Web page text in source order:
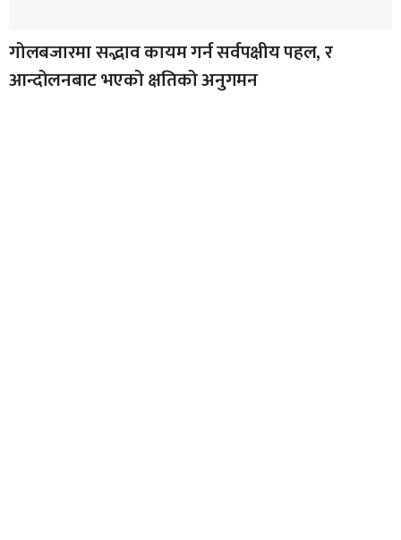
गोलबजारमा सद्भाव कायम गर्न सर्वपक्षीय पहल, र
आन्दोलनबाट भएको क्षतिको अनुगमन